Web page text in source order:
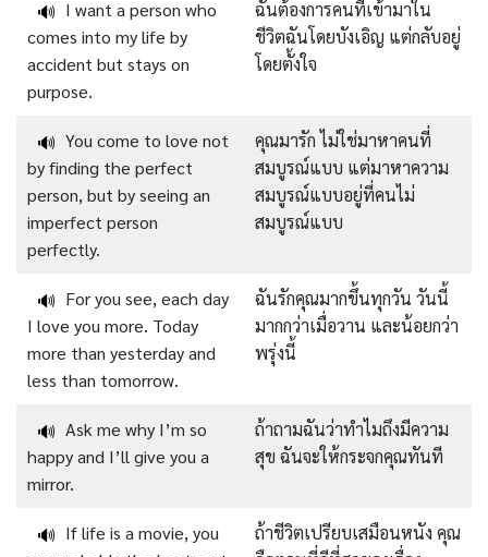
🔊 I want a person who
comes into my life by
accident but stays on
purpose.
ฉันต้องการคนที่เข้ามาใน
ชีวิตฉันโดยบังเอิญ แต่กลับอยู่
โดยตั้งใจ
🔊 You come to love not
by finding the perfect
person, but by seeing an
imperfect person
perfectly.
คุณมารัก ไม่ใช่มาหาคนที่
สมบูรณ์แบบ แต่มาหาความ
สมบูรณ์แบบอยู่ที่คนไม่
สมบูรณ์แบบ
🔊 For you see, each day
I love you more. Today
more than yesterday and
less than tomorrow.
ฉันรักคุณมากขึ้นทุกวัน วันนี้
มากกว่าเมื่อวาน และน้อยกว่า
พรุ่งนี้
🔊 Ask me why I’m so
happy and I’ll give you a
mirror.
ถ้าถามฉันว่าทำไมถึงมีความ
สุข ฉันจะให้กระจกคุณทันที
🔊 If life is a movie, you
ถ้าชีวิตเปรียบเสมือนหนัง คุณ